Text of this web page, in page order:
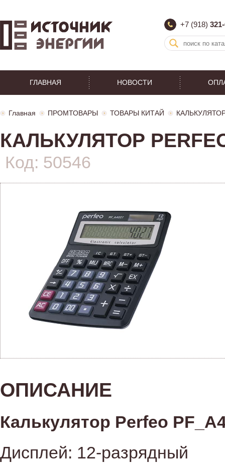
+7 (918)
ГЛАВНАЯ НОВОСТИ
Главная ПРОМТОВАРЫ ТОВАРЫ КИТАЙ
КАЛЬКУЛЯТОР
Код: 50546
ОПИСАНИЕ
Калькулятор Perfeo
Дисплей: 12-разрядный